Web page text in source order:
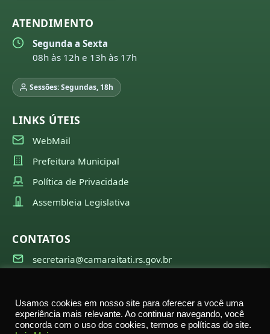
ATENDIMENTO
Segunda a Sexta
08h às 12h e 13h às 17h
Sessões: Segundas, 18h
LINKS ÚTEIS
WebMail
Prefeitura Municipal
Política de Privacidade
Assembleia Legislativa
CONTATOS
secretaria@camaraitati.rs.gov.br
©2026Câmara Municipal de Itati — Todos os direitos
Usamos cookies em nosso site para oferecer a você uma
experiência mais relevante. Ao continuar navegando, você
concorda com o uso dos cookies, termos e políticas do site.